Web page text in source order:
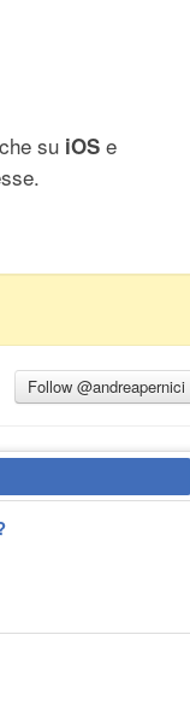
su iOS e
Follow @andreapernici